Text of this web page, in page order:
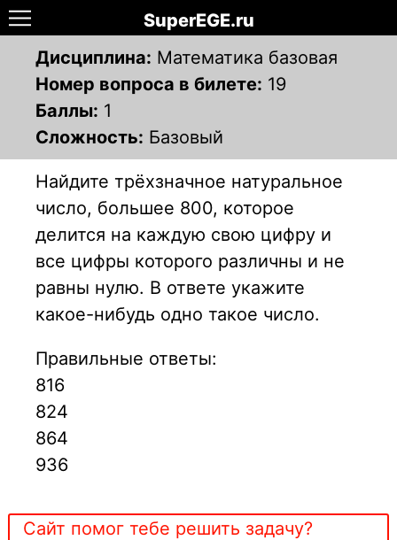
SuperEGE.ru
Дисциплина: Математика базовая
Номер вопроса в билете: 19
Баллы: 1
Сложность: Базовый
Найдите трёхзначное натуральное
число, большее 800, которое
делится на каждую свою цифру и
все цифры которого различны и не
равны нулю. В ответе укажите
какое-нибудь одно такое число.
Правильные ответы:
816
824
864
936
Сайт помог тебе решить задачу?